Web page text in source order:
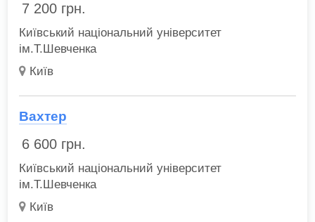
7 200 грн.
Київський національний університет
ім.Т.Шевченка
Київ
Вахтер
6 600 грн.
Київський національний університет
ім.Т.Шевченка
Київ